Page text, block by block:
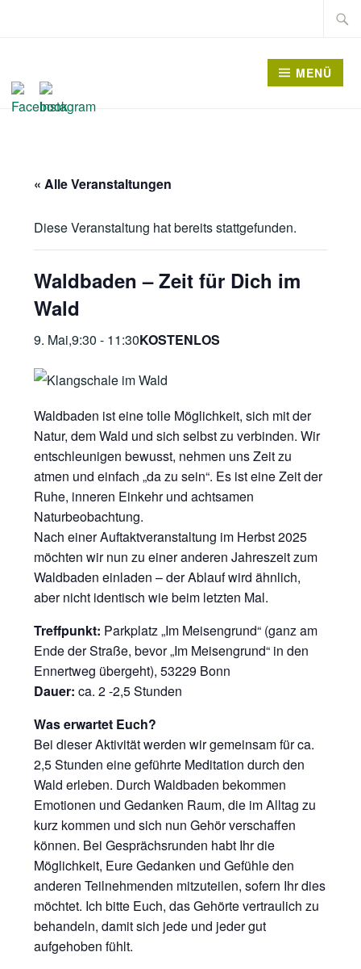
Suche
MENÜ
« Alle Veranstaltungen
Diese Veranstaltung hat bereits stattgefunden.
Waldbaden – Zeit für Dich im
Wald
9. Mai,9:30 - 11:30KOSTENLOS
Waldbaden ist eine tolle Möglichkeit, sich mit der
Natur, dem Wald und sich selbst zu verbinden. Wir
entschleunigen bewusst, nehmen uns Zeit zu
atmen und einfach „da zu sein“. Es ist eine Zeit der
Ruhe, inneren Einkehr und achtsamen
Naturbeobachtung.
Nach einer Auftaktveranstaltung im Herbst 2025
möchten wir nun zu einer anderen Jahreszeit zum
Waldbaden einladen – der Ablauf wird ähnlich,
aber nicht identisch wie beim letzten Mal.
Treffpunkt: Parkplatz „Im Meisengrund“ (ganz am
Ende der Straße, bevor „Im Meisengrund“ in den
Ennertweg übergeht), 53229 Bonn
Dauer: ca. 2 -2,5 Stunden
Was erwartet Euch?
Bei dieser Aktivität werden wir gemeinsam für ca.
2,5 Stunden eine geführte Meditation durch den
Wald erleben. Durch Waldbaden bekommen
Emotionen und Gedanken Raum, die im Alltag zu
kurz kommen und sich nun Gehör verschaffen
können. Bei Gesprächsrunden habt Ihr die
Möglichkeit, Eure Gedanken und Gefühle den
anderen Teilnehmenden mitzuteilen, sofern Ihr dies
möchtet. Ich bitte Euch, das Gehörte vertraulich zu
behandeln, damit sich jede und jeder gut
aufgehoben fühlt.